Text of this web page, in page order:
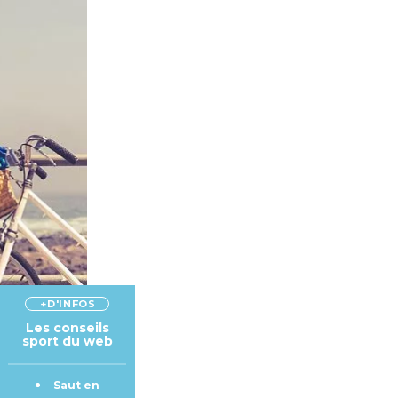
+D'INFOS
Les conseils
sport du web
Saut en